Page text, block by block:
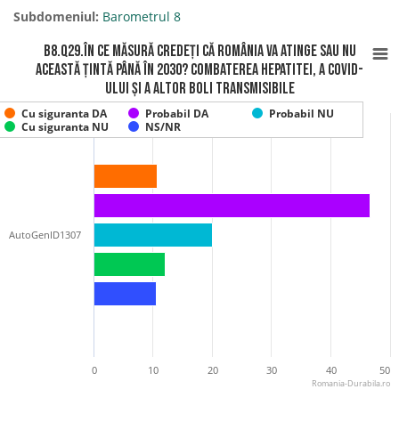
Subdomeniul: Barometrul 8
B8.Q29.În ce măsură credeți că România va atinge sau nu
această țintă până în 2030? Combaterea hepatitei, a COVID-
ului și a altor boli transmisibile
Cu siguranta DA Probabil DA
Probabil NU
Cu siguranta NU
NS/NR
AutoGenID1307
0 10 20 30 40 50
Romania-Durabila.ro